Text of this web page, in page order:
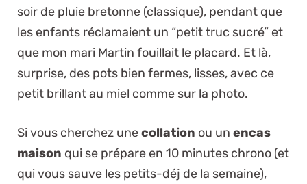
soir de pluie bretonne (classique), pendant que
les enfants réclamaient un “petit truc sucré” et
que mon mari Martin fouillait le placard. Et là,
surprise, des pots bien fermes, lisses, avec ce
petit brillant au miel comme sur la photo.
Si vous cherchez unecollation ou un encas
maison qui se prépare en 10 minutes chrono (et
qui vous sauve les petits-déj de la semaine),